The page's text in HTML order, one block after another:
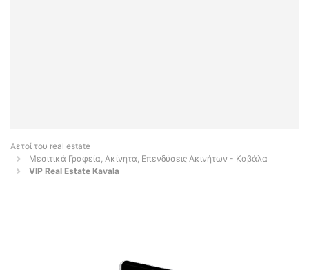
Αετοί του real estate
Μεσιτικά Γραφεία, Ακίνητα, Επενδύσεις Ακινήτων - Καβάλα
VIP Real Estate Kavala